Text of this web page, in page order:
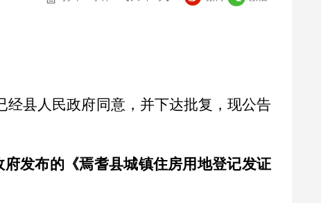
经县人民政府同意，并下达批复，现公告
发布的《焉耆县城镇住房用地登记发证